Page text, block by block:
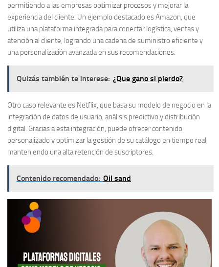
permitiendo a las empresas optimizar procesos y mejorar la
experiencia del cliente. Un ejemplo destacado esAmazon, que
utiliza una plataforma integrada para conectar logística, ventas y
atención al cliente, logrando una cadena de suministro eficiente y
una personalización avanzada en sus recomendaciones.
Quizás también te interese: ¿Que gano si pierdo?
Otro caso relevante es Netflix, que basa su modelo de negocio en la
integración de datos de usuario, análisis predictivo y distribución
digital. Gracias a esta integración, puede ofrecer contenido
personalizado y optimizar la gestión de su catálogo en tiempo real,
manteniendo una alta retención de suscriptores.
Contenido recomendado: Oil sand